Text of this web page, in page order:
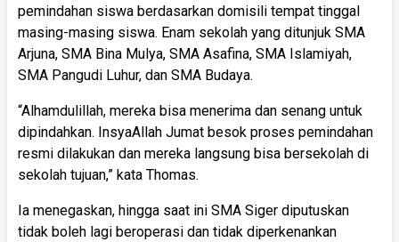
pemindahan siswa berdasarkan domisili tempat tinggal
masing-masing siswa. Enam sekolah yang ditunjuk SMA
Arjuna, SMA Bina Mulya, SMA Asafina, SMA Islamiyah,
SMA Pangudi Luhur, dan SMA Budaya.
“Alhamdulillah, mereka bisa menerima dan senang untuk
dipindahkan. InsyaAllah Jumat besok proses pemindahan
resmi dilakukan dan mereka langsung bisa bersekolah di
sekolah tujuan,” kata Thomas.
Ia menegaskan, hingga saat ini SMA Siger diputuskan
tidak boleh lagi beroperasi dan tidak diperkenankan